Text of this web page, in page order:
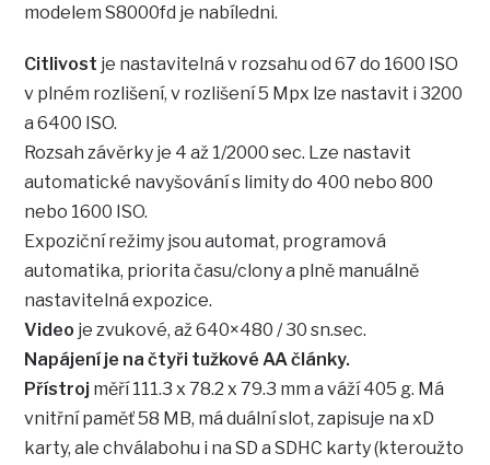
modelem S8000fd je nabíledni.
Citlivost je nastavitelná v rozsahu od 67 do 1600 ISO
v plném rozlišení, v rozlišení 5 Mpx lze nastavit i 3200
a 6400 ISO.
Rozsah závěrky je 4 až 1/2000 sec. Lze nastavit
automatické navyšování s limity do 400 nebo 800
nebo 1600 ISO.
Expoziční režimy jsou automat, programová
automatika, priorita času/clony a plně manuálně
nastavitelná expozice.
Video je zvukové, až 640×480 / 30 sn.sec.
Napájení je na čtyři tužkové AA články.
Přístroj měří 111.3 x 78.2 x 79.3 mm a váží 405 g. Má
vnitřní paměť 58 MB, má duální slot, zapisuje na xD
karty, ale chválabohu i na SD a SDHC karty (kteroužto